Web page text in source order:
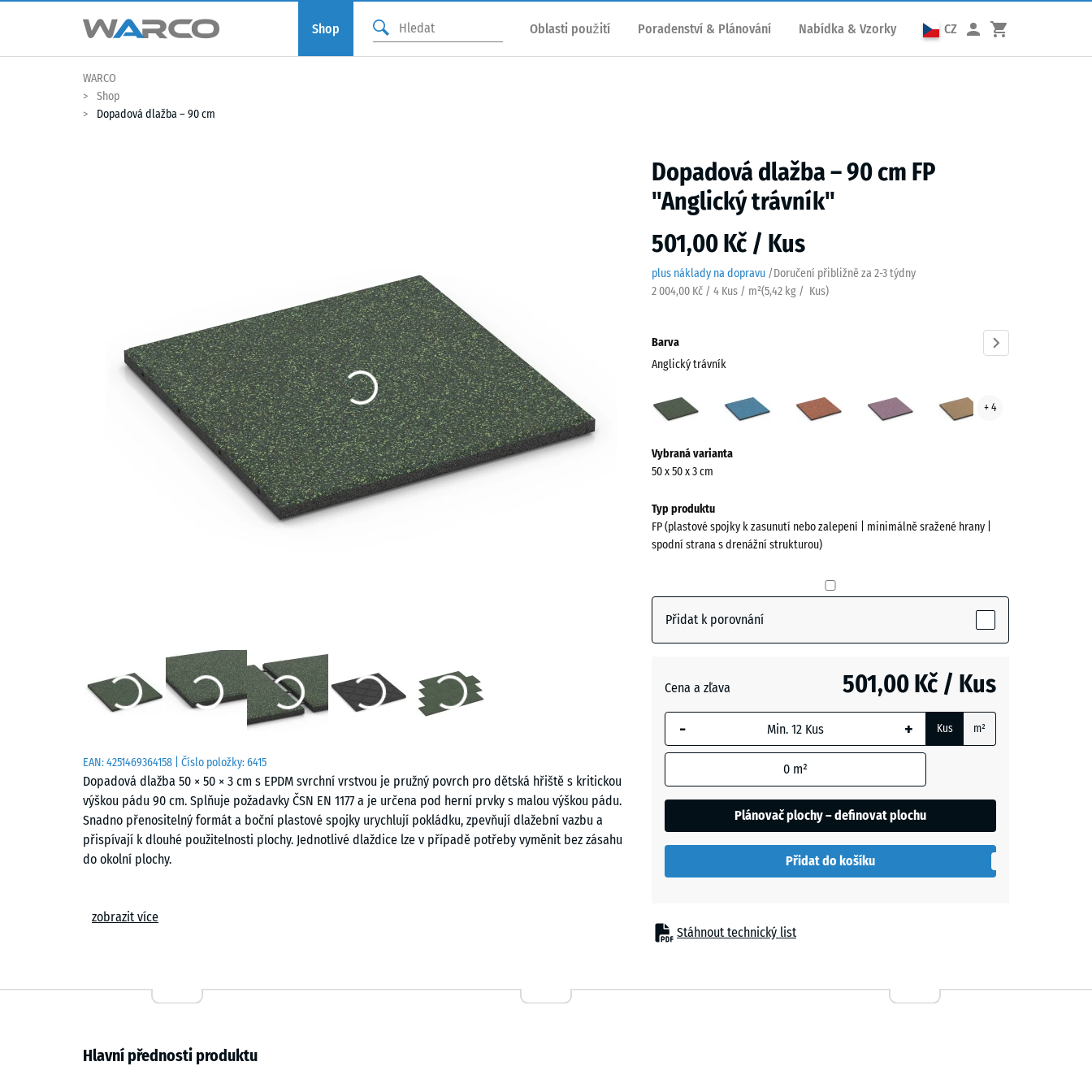
Shop Oblasti použití Poradenství & Plánování Nabídka & Vzorky CZ
WARCO
Shop
Dopadová dlažba – 90 cm
Dopadová dlažba – 90 cm FP
"Anglický trávník"
501,00 Kč / Kus
plus náklady na dopravu /Doručení přibližně za 2-3 týdny
2 004,00 Kč / 4 Kus / m²(5,42 kg / Kus)
EAN:4251469364158 | Číslo položky:6415
Dopadová dlažba 50 × 50 × 3 cm s EPDM svrchní vrstvou je pružný povrch pro dětská hřiště s kritickou
výškou pádu 90 cm. Splňuje požadavky ČSN EN 1177 a je určena pod herní prvky s malou výškou pádu.
Snadno přenositelný formát a boční plastové spojky urychlují pokládku, zpevňují dlažební vazbu a
přispívají k dlouhé použitelnosti plochy. Jednotlivé dlaždice lze v případě potřeby vyměnit bez zásahu
do okolní plochy.
také v terapeutických, rehabilitačních a pečovatelských zařízeních, kde dochází k častému kontaktu
Konstrukce a vrstvy
zobrazit více
Barva
Anglický trávník
trávník
+ 4
informací
o
Zobrazit
paletu
trávník(active)
Atlantik
Etna
Levandule
Terakota
Vybraná varianta
50 x 50 x 3 cm
Typ produktu
FP (plastové spojky k zasunutí nebo zalepení | minimálně sražené hrany |
spodní strana s drenážní strukturou)
Přidat k porovnání
Cena a zľava 501,00 Kč / Kus
- + Kus m²
0 m²
Plánovač plochy – definovat plochu
Přidat do košíku
Stáhnout technický list
Hlavní přednosti produktu